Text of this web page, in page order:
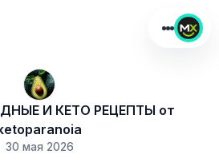
И КЕТО РЕЦЕПТЫ от
30 мая 2026